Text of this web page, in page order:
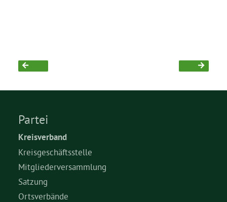
Aktuelles
Termine
Partei
Kreisverband
Kreisgeschäftsstelle
Mitgliederversammlung
Satzung
Ortsverbände